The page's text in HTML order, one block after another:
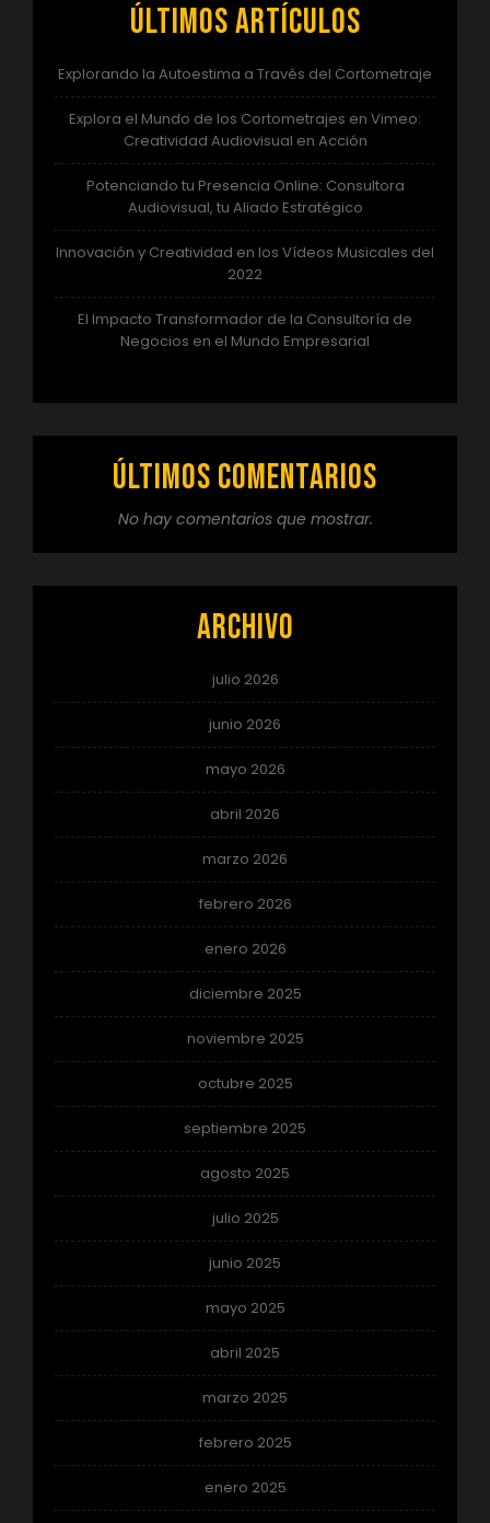
Últimos artículos
Explorando la Autoestima a Través del Cortometraje
Explora el Mundo de los Cortometrajes en Vimeo:
Creatividad Audiovisual en Acción
Potenciando tu Presencia Online: Consultora
Audiovisual, tu Aliado Estratégico
Innovación y Creatividad en los Vídeos Musicales del
2022
El Impacto Transformador de la Consultoría de
Negocios en el Mundo Empresarial
Últimos comentarios
No hay comentarios que mostrar.
Archivo
julio 2026
junio 2026
mayo 2026
abril 2026
marzo 2026
febrero 2026
enero 2026
diciembre 2025
noviembre 2025
octubre 2025
septiembre 2025
agosto 2025
julio 2025
junio 2025
mayo 2025
abril 2025
marzo 2025
febrero 2025
enero 2025